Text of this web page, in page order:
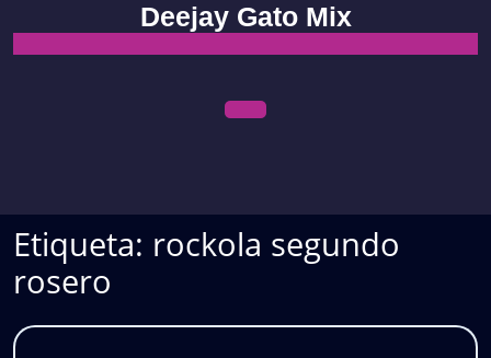
content
Deejay Gato Mix
Etiqueta: rockola segundo
rosero